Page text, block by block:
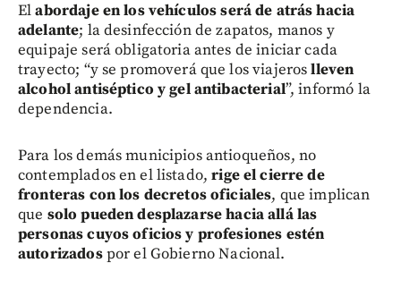
Elabordaje en los vehículos será de atrás hacia
adelante; la desinfección de zapatos, manos y
equipaje será obligatoria antes de iniciar cada
trayecto; “y se promoverá que los viajeroslleven
alcohol antiséptico y gel antibacterial”, informó la
dependencia.
Para los demás municipios antioqueños, no
contemplados en el listado,rige el cierre de
fronteras con los decretos oficiales, que implican
que solo pueden desplazarse hacia allá las
personas cuyos oficios y profesiones estén
autorizadospor el Gobierno Nacional.